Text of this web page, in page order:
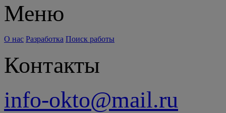
Меню
О нас Разработка Поиск работы
Контакты
info-okto@mail.ru